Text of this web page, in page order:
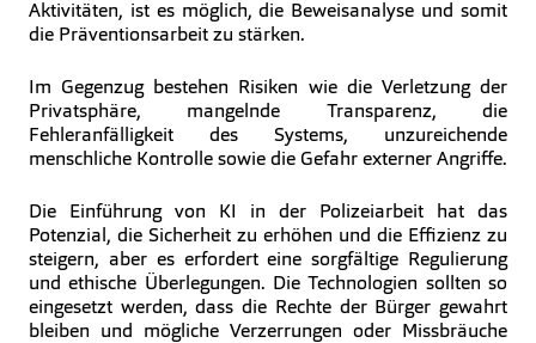
Aktivitäten, ist es möglich, die Beweisanalyse und somit
die Präventionsarbeit zu stärken.
Im Gegenzug bestehen Risiken wie die Verletzung der
Privatsphäre, mangelnde Transparenz, die
Fehleranfälligkeit des Systems, unzureichende
menschliche Kontrolle sowie die Gefahr externer Angriffe.
Die Einführung von KI in der Polizeiarbeit hat das
Potenzial, die Sicherheit zu erhöhen und die Effizienz zu
steigern, aber es erfordert eine sorgfältige Regulierung
und ethische Überlegungen. Die Technologien sollten so
eingesetzt werden, dass die Rechte der Bürger gewahrt
bleiben und mögliche Verzerrungen oder Missbräuche